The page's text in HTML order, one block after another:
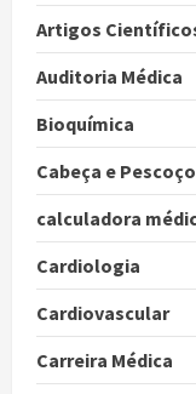
Artigos
Auditoria Médica
Bioquímica
Cabeça e Pescoço
calculadora
Cardiologia
Cardiovascular
Carreira Médica